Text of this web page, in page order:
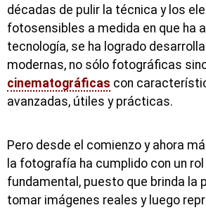
décadas de pulir la técnica y los
fotosensibles a medida en que ha
tecnología, se ha logrado
modernas, no sólo fotográficas
cinematográficas con
avanzadas, útiles y prácticas.
Pero desde el comienzo y ahora
la fotografía ha cumplido con un rol
fundamental, puesto que brinda la
tomar imágenes reales y luego